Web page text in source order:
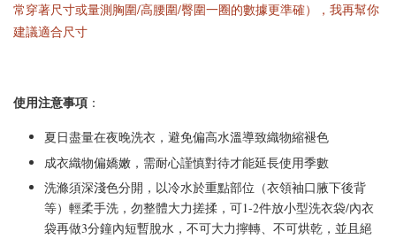
常穿著尺寸或量測胸圍/高腰圍/臀圍一圈的數據更準確），我再幫你
建議適合尺寸
使用注意事項 ：
夏日盡量在夜晚洗衣，避免偏高水溫導致織物縮褪色
成衣織物偏嬌嫩，需耐心謹慎對待才能延長使用季數
洗滌須深淺色分開，以冷水於重點部位（衣領袖口腋下後背
等）輕柔手洗，勿整體大力搓揉，可1-2件放小型洗衣袋/內衣
袋再做3分鐘內短暫脫水，不可大力擰轉、不可烘乾，並且絕